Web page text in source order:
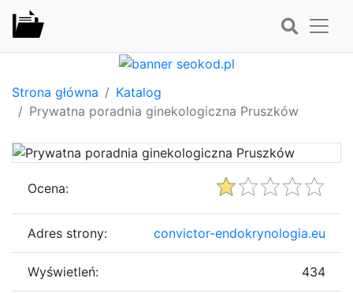
Strona główna
Katalog
Prywatna poradnia ginekologiczna Pruszków
Ocena:
Adres strony: convictor-endokrynologia.eu
Wyświetleń: 434